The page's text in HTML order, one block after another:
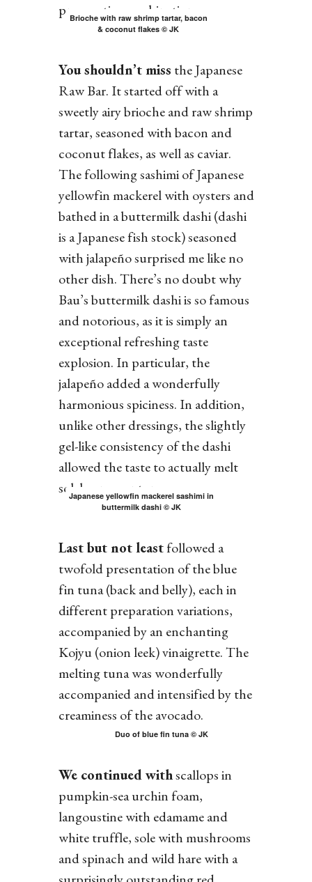
provocative combination.
Brioche with raw shrimp tartar, bacon
& coconut flakes © JK
You shouldn’t miss the Japanese
Raw Bar. It started off with a
sweetly airy brioche and raw shrimp
tartar, seasoned with bacon and
coconut flakes, as well as caviar.
The following sashimi of Japanese
yellowfin mackerel with oysters and
bathed in a buttermilk dashi (dashi
is a Japanese fish stock) seasoned
with jalapeño surprised me like no
other dish. There’s no doubt why
Bau’s buttermilk dashi is so famous
and notorious, as it is simply an
exceptional refreshing taste
explosion. In particular, the
jalapeño added a wonderfully
harmonious spiciness. In addition,
unlike other dressings, the slightly
gel-like consistency of the dashi
allowed the taste to actually melt
solely on your tongue.
Japanese yellowfin mackerel sashimi in
buttermilk dashi © JK
Last but not leastfollowed a
twofold presentation of the blue
fin tuna (back and belly), each in
different preparation variations,
accompanied by an enchanting
Kojyu (onion leek) vinaigrette. The
melting tuna was wonderfully
accompanied and intensified by the
creaminess of the avocado.
Duo of blue fin tuna © JK
We continued withscallops in
pumpkin-sea urchin foam,
langoustine with edamame and
white truffle, sole with mushrooms
and spinach and wild hare with a